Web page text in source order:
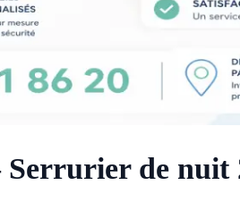
Serrurier de nuit